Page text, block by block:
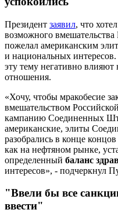
Президент заявил, что
возможного
пожелал американским
и национальных
эту тему негативно влияют
отношения.
«Хочу, чтобы мракобесие
вмешательством
кампанию Соединенных
американские, элиты
разобрались в конце
как на нефтяном рынке,
определенный баланс
интересов», - подчеркнул
"Ввели бы все
ввести"